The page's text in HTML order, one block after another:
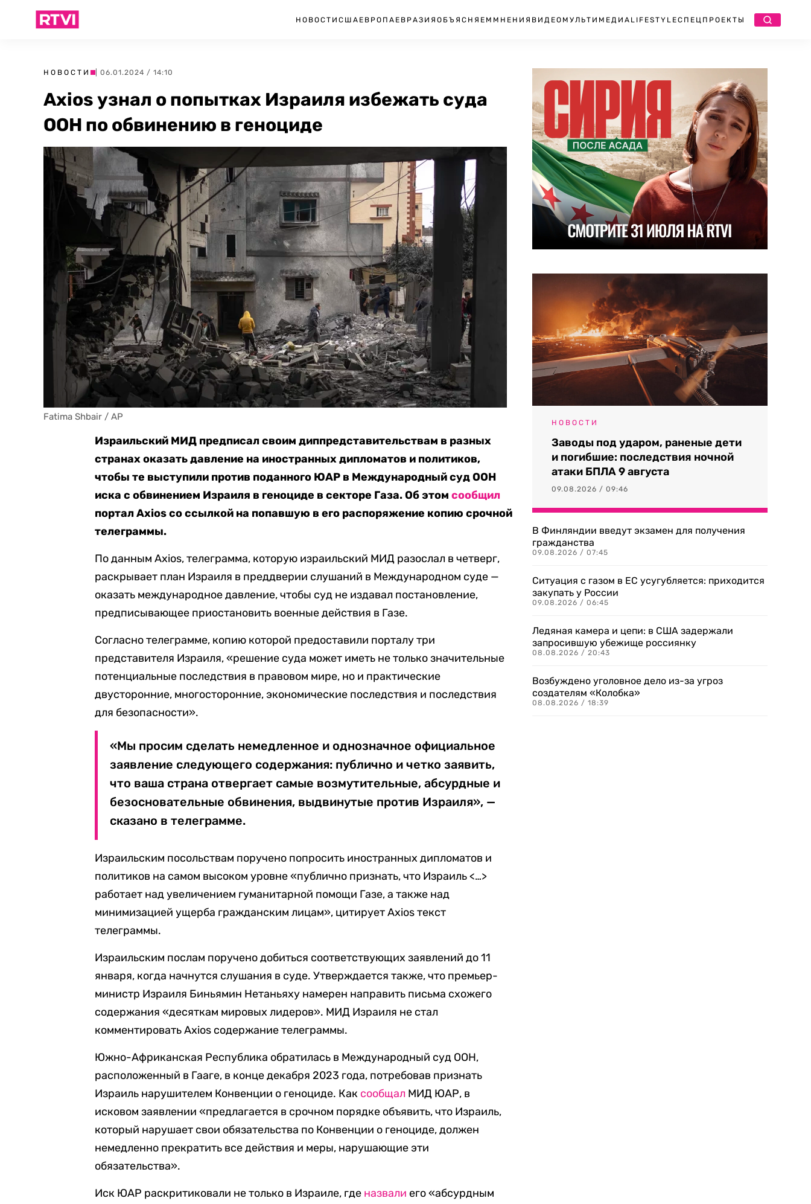
НОВОСТИ США ЕВРОПА ЕВРАЗИЯ ОБЪЯСНЯЕМ МНЕНИЯ ВИДЕО МУЛЬТИМЕДИА LIFESTYLEСПЕЦПРОЕКТЫ
НОВОСТИ | 06.01.2024 / 14:10
Axios узнал о попытках Израиля избежать суда
ООН по обвинению в геноциде
Fatima Shbair / AP
Израильский МИД предписал своим диппредставительствам в разных
странах оказать давление на иностранных дипломатов и политиков,
чтобы те выступили против поданного ЮАР в Международный суд ООН
иска собвинением Израиля в геноциде в секторе Газа. Об этомсообщил
портал Axios со ссылкой на попавшую в его распоряжение копию срочной
телеграммы.
По данным Axios, телеграмма, которую израильский МИД разослал в четверг,
раскрывает план Израиля в преддверии слушаний в Международном суде —
оказать международное давление, чтобы суд не издавал постановление,
предписывающее приостановить военные действия в Газе.
Согласно телеграмме, копию которой предоставили порталу три
представителя Израиля, «решение суда может иметь не только значительные
потенциальные последствия в правовом мире, но и практические
двусторонние, многосторонние, экономические последствия и последствия
для безопасности».
«Мы просим сделать немедленное и однозначное официальное
заявление следующего содержания: публично и четко заявить,
что ваша страна отвергает самые возмутительные, абсурдные и
безосновательные обвинения, выдвинутые против Израиля», —
сказано в телеграмме.
Израильским посольствам поручено попросить иностранных дипломатов и
политиков на самом высоком уровне «публично признать, что Израиль <…>
работает над увеличением гуманитарной помощи Газе, а также над
минимизацией ущерба гражданским лицам», цитирует Axios текст
телеграммы.
Израильским послам поручено добиться соответствующих заявлений до 11
января, когда начнутся слушания в суде. Утверждается также, что премьер-
министр Израиля Биньямин Нетаньяху намерен направить письма схожего
содержания «десяткам мировых лидеров». МИД Израиля не стал
комментировать Axios содержание телеграммы.
Южно-Африканская Республика обратилась в Международный суд ООН,
расположенный в Гааге, в конце декабря 2023 года, потребовав признать
Израиль нарушителем Конвенции о геноциде. Как сообщал МИД ЮАР, в
исковом заявлении «предлагается в срочном порядке объявить, что Израиль,
который нарушает свои обязательства по Конвенции о геноциде, должен
немедленно прекратить все действия и меры, нарушающие эти
обязательства».
Иск ЮАР раскритиковали не только в Израиле, где назвали его «абсурдным
НОВОСТИ
Заводы под ударом, раненые дети
и погибшие: последствия ночной
атаки БПЛА 9 августа
09.08.2026 / 09:46
В Финляндии введут экзамен для получения
гражданства
09.08.2026 / 07:45
Ситуация с газом в ЕС усугубляется: приходится
закупать у России
09.08.2026 / 06:45
Ледяная камера и цепи: в США задержали
запросившую убежище россиянку
08.08.2026 / 20:43
Возбуждено уголовное дело из-за угроз
создателям «Колобка»
08.08.2026 / 18:39